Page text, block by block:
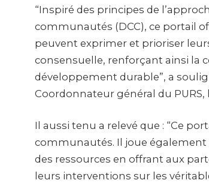
“Inspiré des principes de
communautés (DCC), ce portail
peuvent exprimer et prioriser
consensuelle, renforçant ainsi la
développement durable”, a
Coordonnateur général du PURS,
Il aussi tenu a relevé que : “Ce
communautés. Il joue
des ressources en offrant aux
leurs interventions sur les